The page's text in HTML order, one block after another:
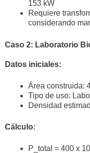
153 kW
Requiere
considerando
Caso 2: Laboratorio
Datos iniciales:
Área construida:
Tipo de uso:
Densidad
Cálculo:
P_total = 400 x